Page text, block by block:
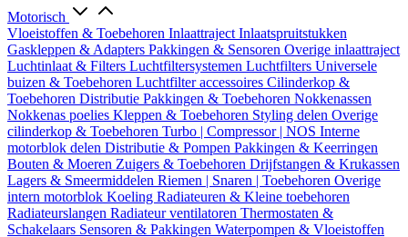
Motorisch
Vloeistoffen & Toebehoren Inlaattraject Inlaatspruitstukken
Gaskleppen & Adapters Pakkingen & Sensoren Overige inlaattraject
Luchtinlaat & Filters Luchtfiltersystemen Luchtfilters Universele
buizen & Toebehoren Luchtfilter accessoires Cilinderkop &
Toebehoren Distributie Pakkingen & Toebehoren Nokkenassen
Nokkenas poelies Kleppen & Toebehoren Styling delen Overige
cilinderkop & Toebehoren Turbo | Compressor | NOS Interne
motorblok delen Distributie & Pompen Pakkingen & Keerringen
Bouten & Moeren Zuigers & Toebehoren Drijfstangen & Krukassen
Lagers & Smeermiddelen Riemen | Snaren | Toebehoren Overige
intern motorblok Koeling Radiateuren & Kleine toebehoren
Radiateurslangen Radiateur ventilatoren Thermostaten &
Schakelaars Sensoren & Pakkingen Waterpompen & Vloeistoffen